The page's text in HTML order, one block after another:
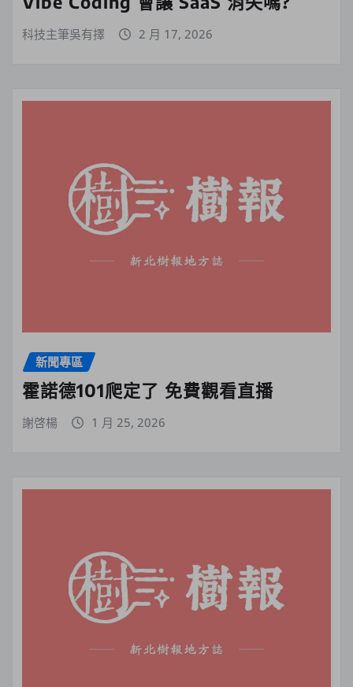
科技主筆吳有擇 2 月 17, 2026
新聞專區
霍諾德101爬定了 免費觀看直播
謝啓楊 1 月 25, 2026